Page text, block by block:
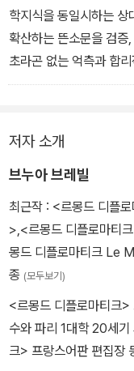
학지식을 동일시하는
확산하는 뜬소문을 검
초라곤 없는 억측과 합
론사들은 미국을 향한
- 브누아 브레빌
근할 수 있는 최고의 방
우매한 민중의 특성이
보는 대신, 비정상적이
다. 자신에게 일어난 일
명한 정치이슈, 심오한
는 결과 말이다. ”
- 프레데리크 로르동
저자 소개
브누아 브레빌
최근작 : <르몽드 디플
> <르몽드 디플로마
몽드 디플로마티크
종 (모두보기)
<르몽드 디플로마티크
수와 파리 1대학 20세
크> 프랑스어판 편집장